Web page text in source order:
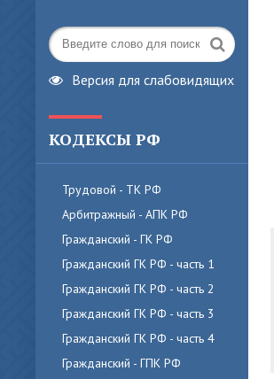
Версия для слабовидящих
КОДЕКСЫ РФ
Трудовой - ТК РФ
Арбитражный - АПК РФ
Гражданский - ГК РФ
Гражданский ГК РФ - часть 1
Гражданский ГК РФ - часть 2
Гражданский ГК РФ - часть 3
Гражданский ГК РФ - часть 4
Гражданский - ГПК РФ